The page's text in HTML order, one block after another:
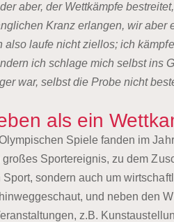
aber, der Wettkämpfe
Kranz erlangen, wir aber
also laufe nicht ziellos; ich
ich schlage mich selbst ins
war, selbst die Probe nicht
als ein
Spiele fanden im
großes Sportereignis, zu dem
Sport, sondern auch um
und neben den
z.B.